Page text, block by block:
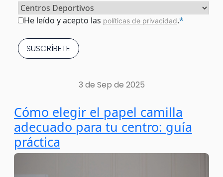
Sector*
Consentimiento*
He leído y acepto las políticas de privacidad.*
3 de Sep de 2025
Cómo elegir el papel camilla
adecuado para tu centro: guía
práctica